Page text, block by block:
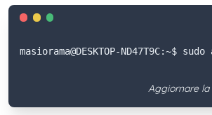
masiorama@DESKTOP-ND47T9C:~$
Aggiornare la